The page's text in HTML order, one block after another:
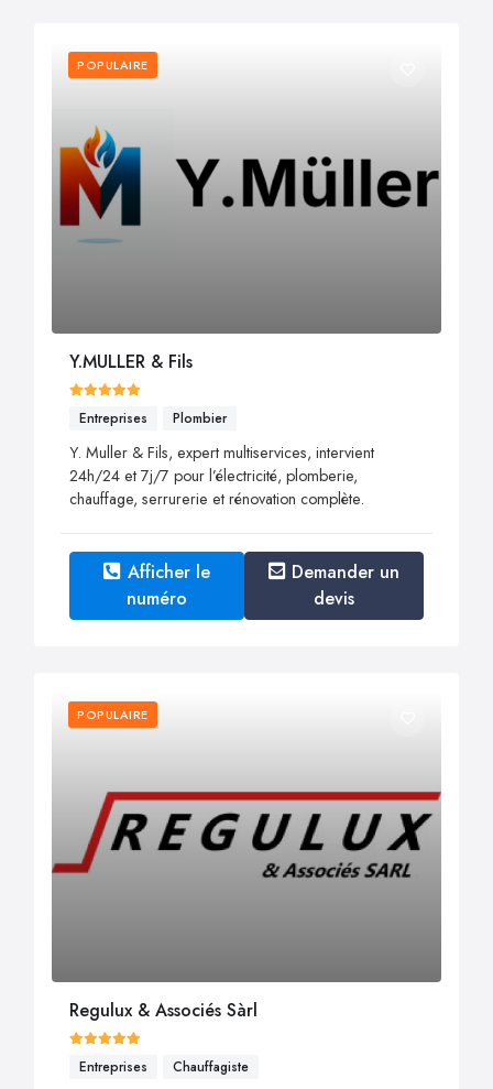
POPULAIRE
Y.MULLER & Fils
Entreprises Plombier
Y. Muller & Fils, expert multiservices, intervient
24h/24 et 7j/7 pour l’électricité, plomberie,
chauffage, serrurerie et rénovation complète.
Afficher le
numéro
Demander un
devis
POPULAIRE
Regulux & Associés Sàrl
Entreprises Chauffagiste